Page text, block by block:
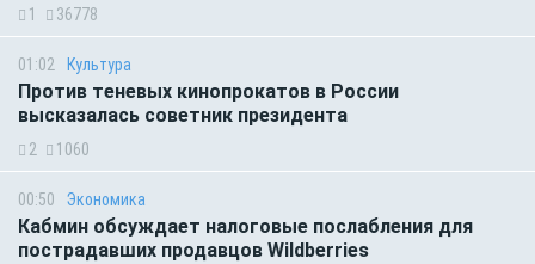
1 36778
01:02 Культура
Против теневых кинопрокатов в России
высказалась советник президента
2 1060
00:50 Экономика
Кабмин обсуждает налоговые послабления для
пострадавших продавцов Wildberries